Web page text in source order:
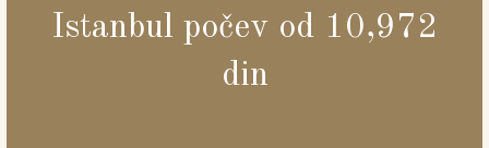
Istanbul počev od 10,972
din